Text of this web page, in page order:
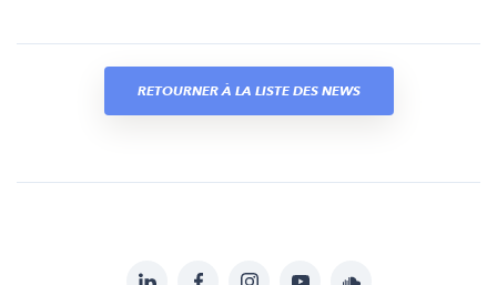
RETOURNER À LA LISTE DES NEWS
LinkedInFacebookInstagramYouTubeSoundcloud